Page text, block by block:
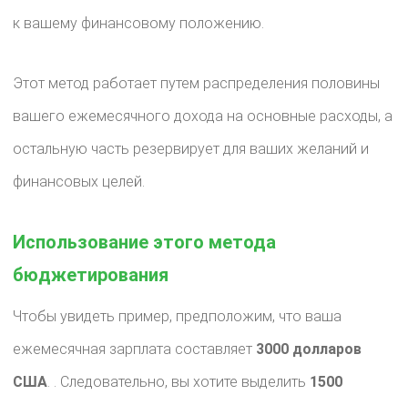
к вашему финансовому положению.
Этот метод работает путем распределения половины
вашего ежемесячного дохода на основные расходы, а
остальную часть резервирует для ваших желаний и
финансовых целей.
Использование этого метода
бюджетирования
Чтобы увидеть пример, предположим, что ваша
ежемесячная зарплата составляет ​ 3000 долларов
США. ​. Следовательно, вы хотите выделить ​ 1500